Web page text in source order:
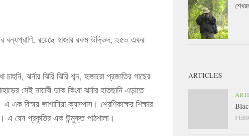
বন্যপ্রাণি, রয়েছে হাজার রকম উদ্ভিদ, ২৫০ একর
চাহুনি, ঝর্নার ঝিরি ঝিরি শব্দ, হাজারো প্রজাতির গাছের
সেই মায়াবী ডাক কিংবা ঝর্নার হাতছানি এড়াতে
এক বিস্ময় জাগানিয়া ক্যাম্পাস। শ্রেণিকক্ষের শিক্ষার
এ যেন প্রকৃতির এক উন্মুক্ত পাঠশালা।
ARTICLES